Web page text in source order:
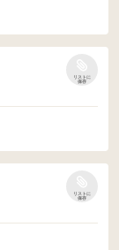
リストに
保存
リストに
保存